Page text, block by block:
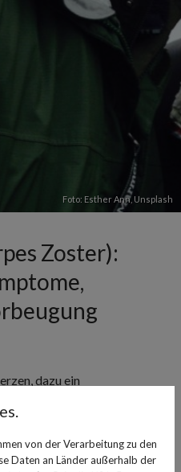
Foto: Esther Ann, Unsplash
Zoster):
dazu ein
durch den
Gürtelrose entsteht und
tun haben.
von der Verarbeitung zu den
Daten an Länder außerhalb der